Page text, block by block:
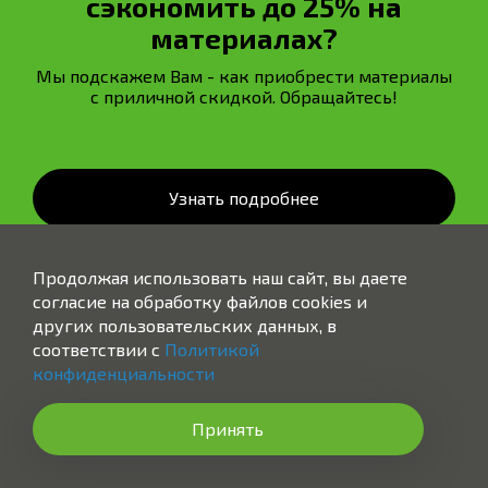
материалах?
Мы подскажем Вам - как приобрести материалы
с приличной скидкой. Обращайтесь!
Узнать подробнее
Продолжая использовать наш сайт, вы даете
согласие на обработку файлов cookies и
других пользовательских данных, в
соответствии с Политикой
конфиденциальности
Принять